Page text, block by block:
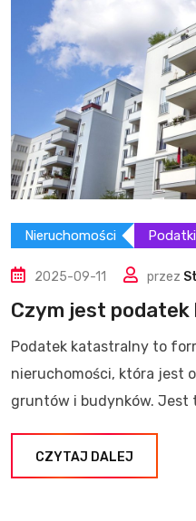
Nieruchomości Podatki
2025-09-11 przez
Czym jest
Podatek katastralny to
nieruchomości, która jest
gruntów i budynków. Jest
CZYTAJ DALEJ